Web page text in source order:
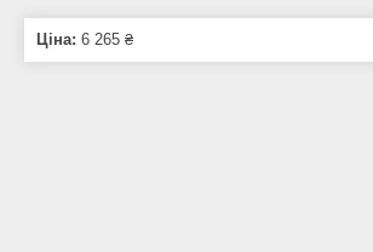
Ціна: 6 265 ₴